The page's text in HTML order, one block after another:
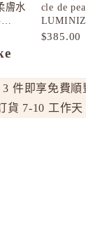
膚水
－黃／
cle de
$385.00
3 件即享免
貨 7-10 工作天